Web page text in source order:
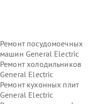
Ремонт посудомоечных
машин General Electric
Ремонт холодильников
General Electric
Ремонт кухонных плит
General Electric